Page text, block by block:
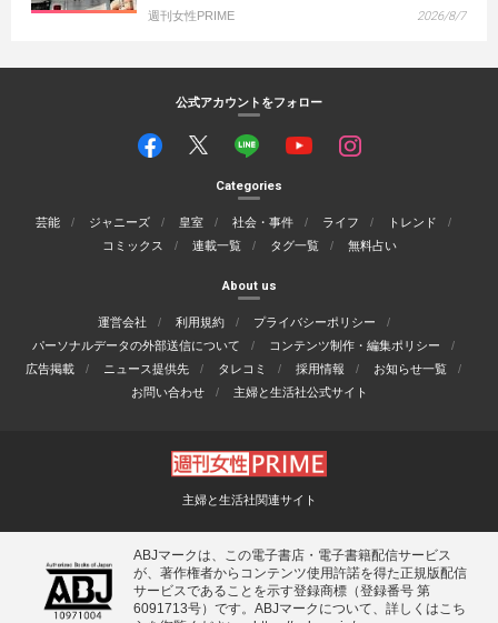
週刊女性PRIME 2026/8/7
公式アカウントをフォロー
Categories
芸能 ジャニーズ 皇室 社会・事件 ライフ
トレンド
コミックス
連載一覧 タグ一覧 無料占い
About us
運営会社 利用規約
プライバシーポリシー
パーソナルデータの外部送信について
コンテンツ制作・編集ポリシー
広告掲載
ニュース提供先 タレコミ 採用情報
お知らせ一覧
お問い合わせ
主婦と生活社公式サイト
主婦と生活社関連サイト
ABJマークは、この電子書店・電子書籍配信サービス
が、著作権者からコンテンツ使用許諾を得た正規版配信
サービスであることを示す登録商標（登録番号 第
6091713号）です。ABJマークについて、詳しくはこち